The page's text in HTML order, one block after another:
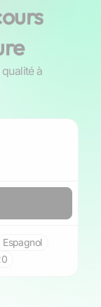
à
Espagnol